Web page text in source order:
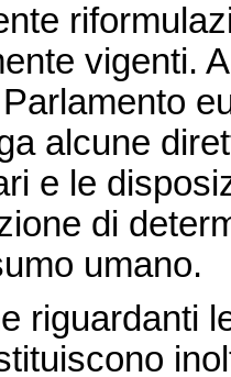
vigenti.
alcune
e le
di
umano.